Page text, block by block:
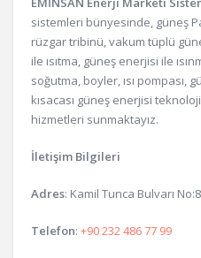
sistemleri bünyesinde, güneş
rüzgar tribinü, vakum tüplü
ile ısıtma, güneş enerjisi ile
soğutma, boyler, ısı pompası,
kısacası güneş enerjisi
hizmetleri sunmaktayız.
İletişim Bilgileri
Adres: Kamil Tunca Bulvarı
Telefon: +90 232 486 77 99